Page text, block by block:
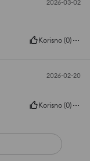
2026-03-02
Korisno (0)
2026-02-20
Korisno (0)